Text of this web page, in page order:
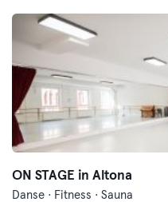
ON STAGE in Altona
Danse · Fitness · Sauna